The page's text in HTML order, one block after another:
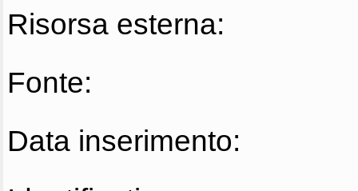
Risorsa esterna:
Fonte:
Data inserimento: